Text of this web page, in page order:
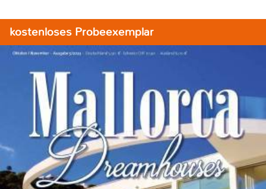
kostenloses Probeexemplar